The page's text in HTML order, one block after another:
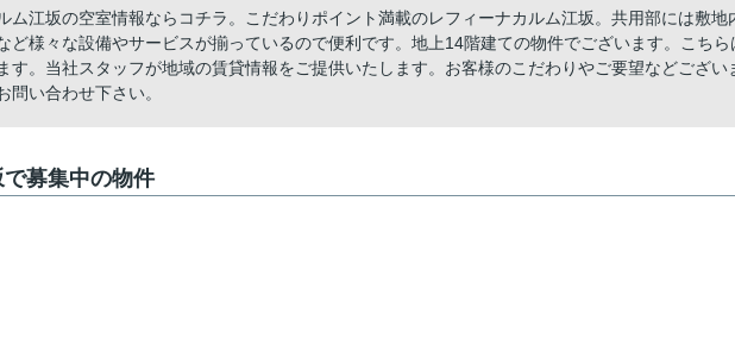
ム江坂の空室情報ならコチラ。こだわりポイント満載のレフィーナカルム江坂。共用部には敷地
ど様々な設備やサービスが揃っているので便利です。地上14階建ての物件でございます。こちら
す。当社スタッフが地域の賃貸情報をご提供いたします。お客様のこだわりやご要望などござい
問い合わせ下さい。
募集中の物件